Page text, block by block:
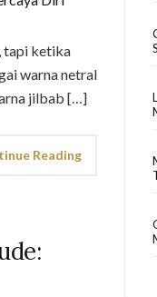
tapi ketika
warna netral
jilbab […]
Reading